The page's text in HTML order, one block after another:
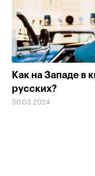
Как на Западе в
русских?
30.03.2024